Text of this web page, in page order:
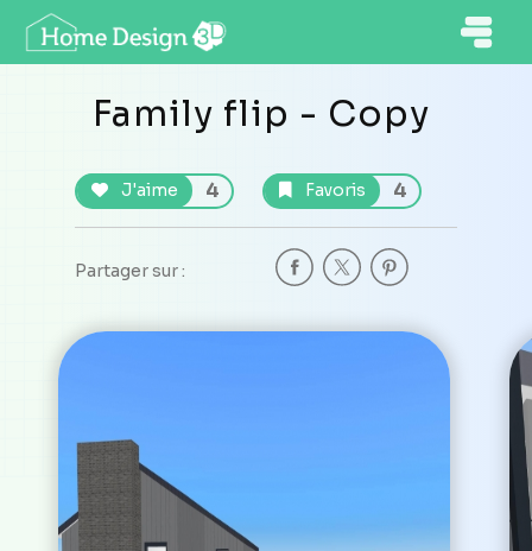
Family flip - Copy
J'aime 4 Favoris 4
Partager sur :